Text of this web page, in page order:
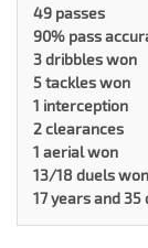
49 passes
90% pass
3 dribbles won
5 tackles won
1 interception
2 clearances
1 aerial won
13/18 duels won
17 years and 35